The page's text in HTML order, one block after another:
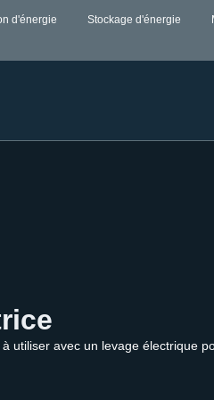
d'énergie Stockage d'énergie
utiliser avec un levage électrique